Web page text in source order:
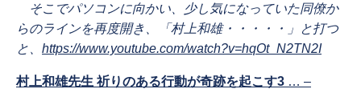
そこでパソコンに向かい、少し気になっていた同僚か
らのラインを再度開き、「村上和雄・・・・・」と打つ
と、 https://www.youtube.com/watch?v=hqOt_N2TN2I
村上和雄先生 祈りのある行動が奇跡を起こす3 … –